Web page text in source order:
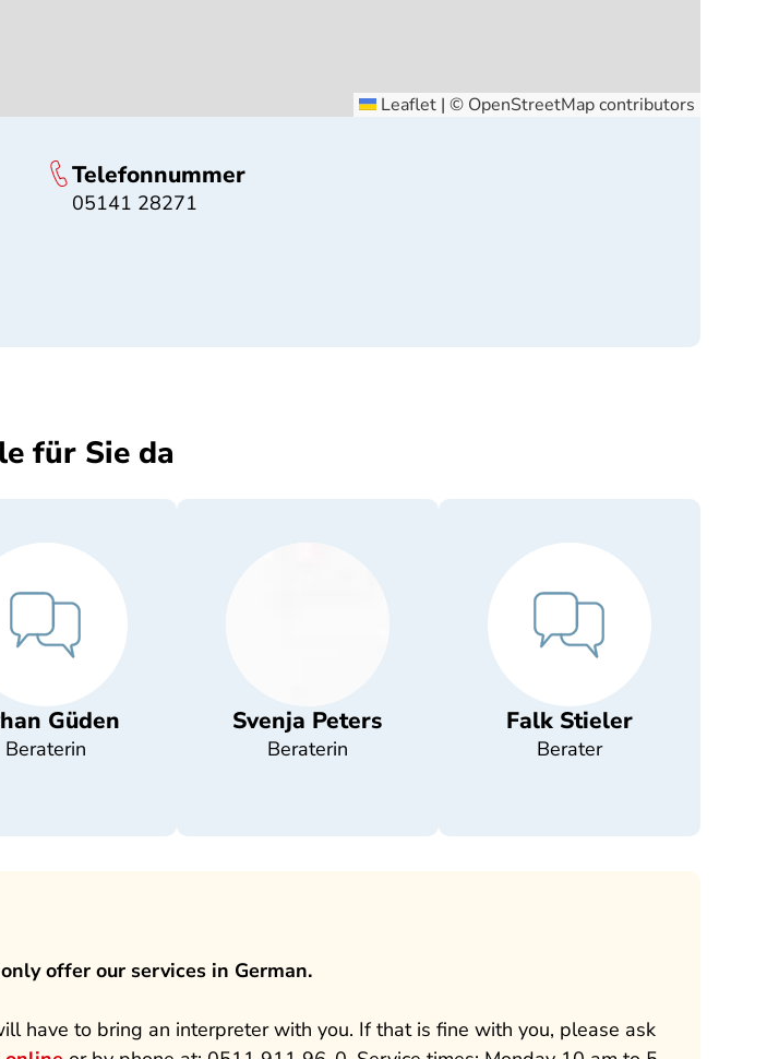
Leaflet | © OpenStreetMapcontributors
Telefonnummer
05141 28271
für Sie da
Güden
Beraterin
Svenja Peters
Beraterin
Falk Stieler
Berater
offer our services in German.
have to bring an interpreter with you. If that is fine with you, please ask